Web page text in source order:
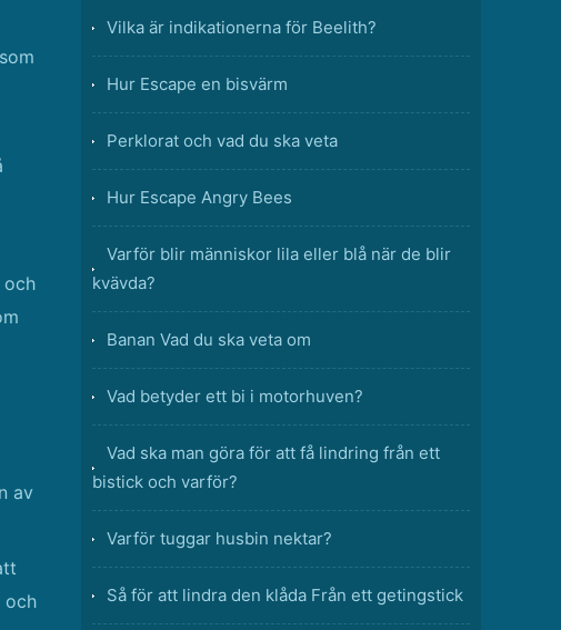
och
av
och
Vilka är indikationerna för Beelith?
Hur Escape en bisvärm
Perklorat och vad du ska veta
Hur Escape Angry Bees
Varför blir människor lila eller blå när de blir
kvävda?
Banan Vad du ska veta om
Vad betyder ett bi i motorhuven?
Vad ska man göra för att få lindring från ett
bistick och varför?
Varför tuggar husbin nektar?
Så för att lindra den klåda Från ett getingstick